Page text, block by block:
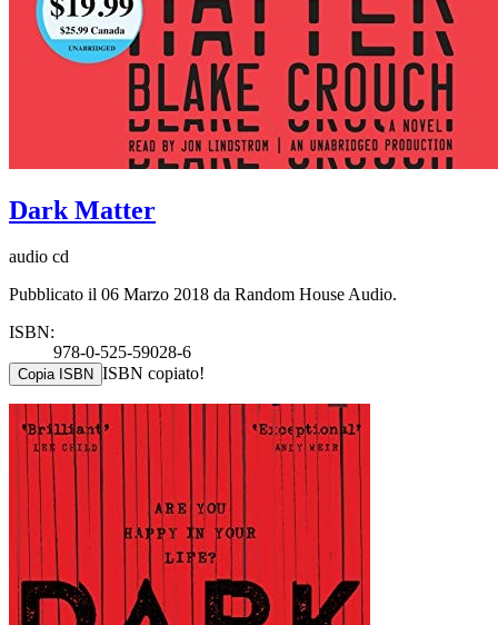
Dark Matter
audio cd
Pubblicato il 06 Marzo 2018 da Random House Audio.
ISBN:
978-0-525-59028-6
Copia ISBN ISBN copiato!